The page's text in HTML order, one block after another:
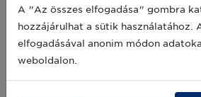
A globális GS1 szervezet GS1
csoportja minden évben
Healthcare Reference Book-ot
legfrissebb nemzetközi
Reference Book-ba meghívást
2020-09-30
A "Az összes elfogadása" gombra
hozzájárulhat a sütik használatához.
elfogadásával anonim módon
weboldalon.